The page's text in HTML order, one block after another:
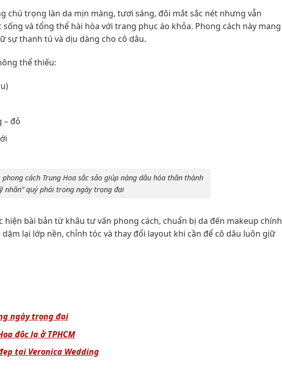
chú trọng làn da mịn màng, tươi sáng, đôi mắt sắc nét nhưng vẫn
và tổng thể hài hòa với trang phục áo khỏa. Phong cách này mang
sự thanh tú và dịu dàng cho cô dâu.
thể thiếu:
– đỏ
cách Trung Hoa sắc sảo giúp nàng dâu hóa thân thành
nhân” quý phái trong ngày trọng đại
bài bản từ khâu tư vấn phong cách, chuẩn bị da đến makeup chính
lại lớp nền, chỉnh tóc và thay đổi layout khi cần để cô dâu luôn giữ
ngày trọng đại
độc lạ ở TPHCM
tại Veronica Wedding